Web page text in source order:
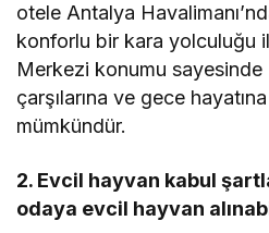
otele Antalya
konforlu bir kara yolculuğu
Merkezi konumu sayesinde
çarşılarına ve gece
mümkündür.
2. Evcil hayvan kabul
odaya evcil hayvan